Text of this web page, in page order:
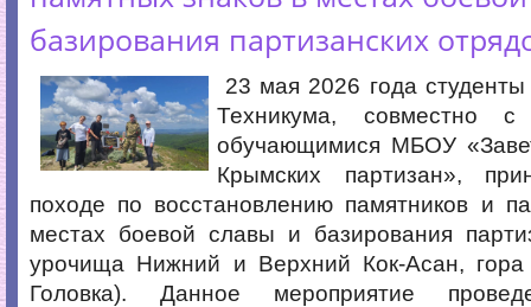
базирования партизанских
23 мая 2026 года
Техникума, совместно
обучающимися МБОУ
Крымских партизан»,
походе по восстановлению памятников и
местах боевой славы и базирования
урочища Нижний и Верхний Кок-Асан,
Головка). Данное мероприятие